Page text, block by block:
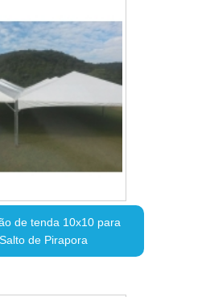
de tenda 10x10 para
de Pirapora